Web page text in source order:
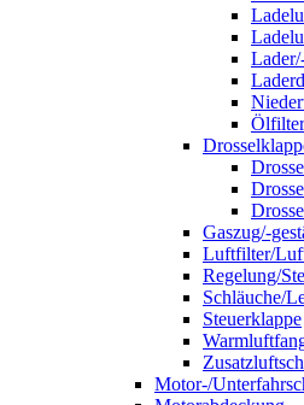
Ölfilter
Gaszug/-
Luftfilter/
Regelung/
Schläuche/
Steuerklappe
Motor-/